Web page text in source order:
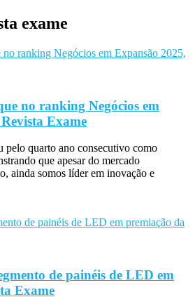
exame
no ranking Negócios em
Exame
pelo quarto ano consecutivo como
que apesar do mercado
ainda somos líder em inovação e
de painéis de LED em
Exame